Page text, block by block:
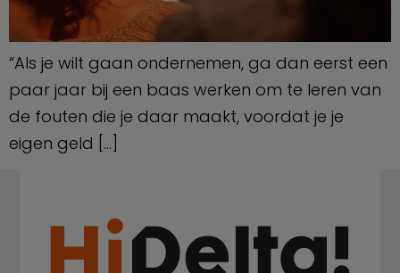
“Als je wilt gaan ondernemen, ga dan eerst een
paar jaar bij een baas werken om te leren van
de fouten die je daar maakt, voordat je je
eigen geld […]